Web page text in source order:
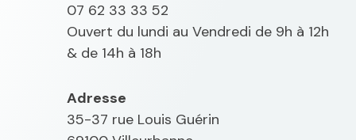
07 62 33 33 52
Ouvert du lundi au Vendredi de 9h à 12h
& de 14h à 18h
Adresse
35-37 rue Louis Guérin